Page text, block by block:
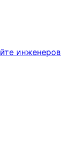
инженеров